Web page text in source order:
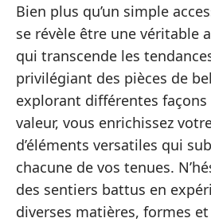
Bien plus qu’un simple
se révèle être une véritable
qui transcende les
privilégiant des pièces de
explorant différentes
valeur, vous enrichissez
d’éléments versatiles qui
chacune de vos tenues.
des sentiers battus en
diverses matières, formes